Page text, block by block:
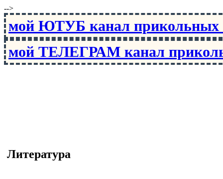
-->
мой ЮТУБ канал
мой ТЕЛЕГРАМ канал
Литература